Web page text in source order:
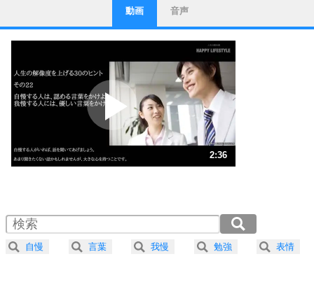
1
ストレス対策
他人と比べない。
いっそのこと、他人を見ない。
いらいらしない人になる30の方法
プラス思考
ポジティブになれない原因は、行動しないから。
ポジティブ思考になる30の方法
ストレス対策
人生、なんとかなるもの。
気楽に生きる30の方法
4 器の大きい人は、怒りを優しさで表現する。
プラス思考
動画 音声
2:36
2.0倍速 （306KB 1分18秒）
2.5倍速 （245KB 1分2秒）
3.0倍速 （204KB 52秒）
自慢 言葉 我慢 勉強 表情